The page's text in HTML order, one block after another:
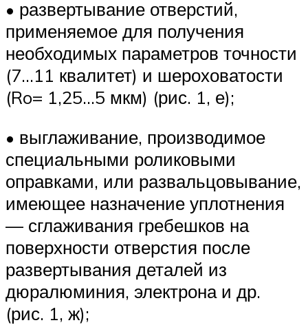
• развертывание отверстий,
применяемое для получения
необходимых параметров точности
(7…11 квалитет) и шероховатости
(Ro= 1,25…5 мкм) (рис. 1, е);
• выглаживание, производимое
специальными роликовыми
оправками, или развальцовывание,
имеющее назначение уплотнения
— сглаживания гребешков на
поверхности отверстия после
развертывания деталей из
дюралюминия, электрона и др.
(рис. 1, ж);